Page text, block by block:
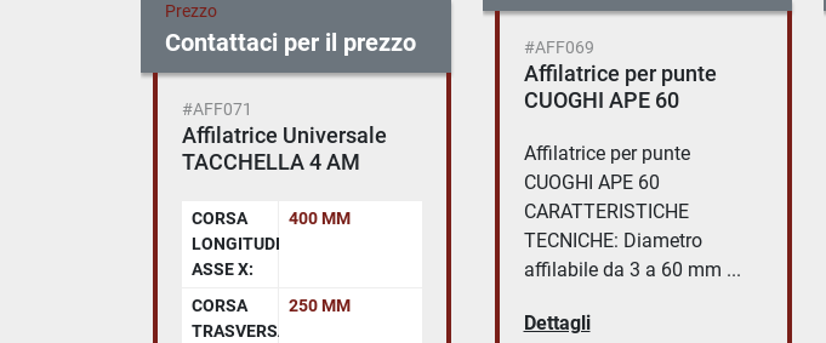
Prezzo
Contattaci per il prezzo
#AFF071
Affilatrice Universale
TACCHELLA 4 AM
CORSA
LONGITUDINALE
ASSE X:
400 MM
CORSA
TRASVERSALE
250 MM
#AFF069
Affilatrice per punte
CUOGHI APE 60
Affilatrice per punte
CUOGHI APE 60
CARATTERISTICHE
TECNICHE: Diametro
affilabile da 3 a 60 mm ...
Dettagli